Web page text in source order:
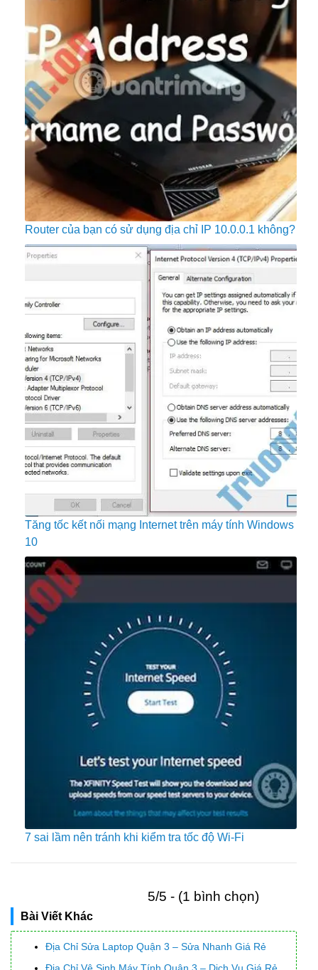
Router của bạn có sử dụng địa chỉ IP 10.0.0.1 không?
Tăng tốc kết nối mạng Internet trên máy tính Windows
10
7 sai lầm nên tránh khi kiểm tra tốc độ Wi-Fi
5/5 - (1 bình chọn)
Bài Viết Khác
Địa Chỉ Sửa Laptop Quận 3 – Sửa Nhanh Giá Rẻ